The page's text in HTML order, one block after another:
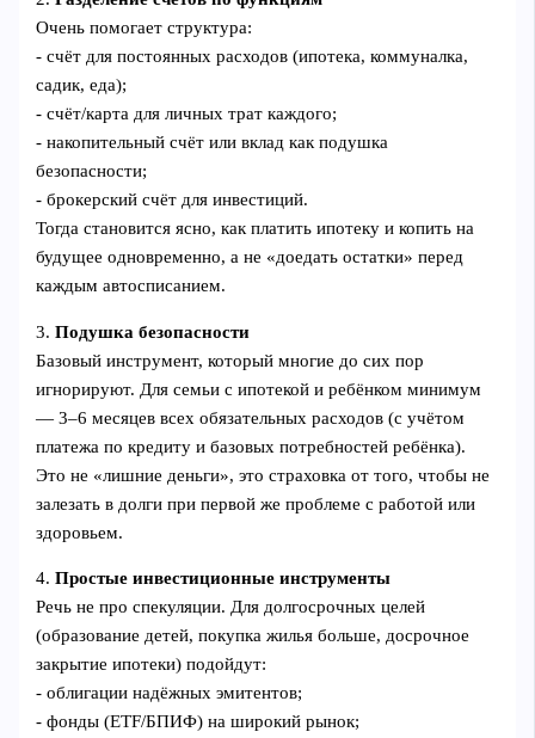
Очень помогает структура:
- счёт для постоянных расходов (ипотека, коммуналка,
садик, еда);
- счёт/карта для личных трат каждого;
- накопительный счёт или вклад как подушка
безопасности;
- брокерский счёт для инвестиций.
Тогда становится ясно, как платить ипотеку и копить на
будущее одновременно, а не «доедать остатки» перед
каждым автосписанием.
3.Подушка безопасности
Базовый инструмент, который многие до сих пор
игнорируют. Для семьи с ипотекой и ребёнком минимум
— 3–6 месяцев всех обязательных расходов (с учётом
платежа по кредиту и базовых потребностей ребёнка).
Это не «лишние деньги», это страховка от того, чтобы не
залезать в долги при первой же проблеме с работой или
здоровьем.
4.Простые инвестиционные инструменты
Речь не про спекуляции. Для долгосрочных целей
(образование детей, покупка жилья больше, досрочное
закрытие ипотеки) подойдут:
- облигации надёжных эмитентов;
- фонды (ETF/БПИФ) на широкий рынок;